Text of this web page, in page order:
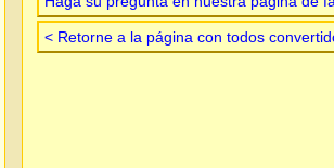
< Retorne a la página con todos